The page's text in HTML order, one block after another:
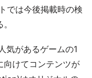
では今後掲載時の検
気があるゲームの1
向けてコンテンツが